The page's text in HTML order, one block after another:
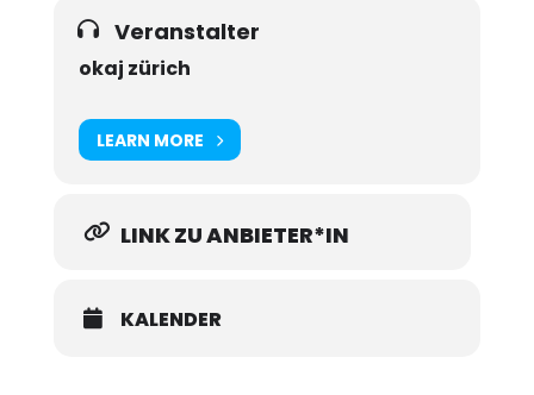
Veranstalter
okaj zürich
LEARN MORE
LINK ZU ANBIETER*IN
KALENDER